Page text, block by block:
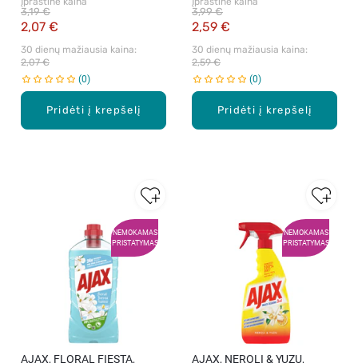
Pridėti į krepšelį
2,07 €
3,19 €
30 dienų mažiausia kaina:
2,07 €
0
Pridėti į krepšelį
2,59 €
3,99 €
30 dienų mažiausia kaina:
2,59 €
0
NEMOKAMAS
PRISTATYMAS
AJAX, FLORAL FIESTA,
NEMOKAMAS
PRISTATYMAS
AJAX, NEROLI & YUZU,